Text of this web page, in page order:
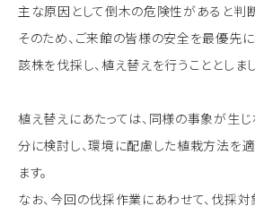
主な原因として倒木の危険性があると判
そのため、ご来館の皆様の安全を最優先
該株を伐採し、植え替えを行うこととしま
植え替えにあたっては、同様の事象が生
分に検討し、環境に配慮した植栽方法を
ます。
なお、今回の伐採作業にあわせて、伐採